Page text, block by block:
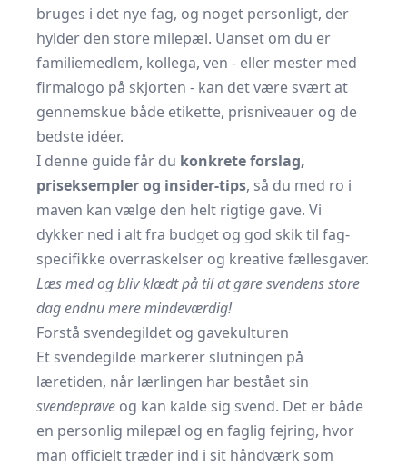
bruges i det nye fag, og noget personligt, der
hylder den store milepæl. Uanset om du er
familiemedlem, kollega, ven - eller mester med
firmalogo på skjorten - kan det være svært at
gennemskue både etikette, prisniveauer og de
bedste idéer.
I denne guide får du konkrete forslag,
priseksempler og insider-tips, så du med ro i
maven kan vælge den helt rigtige gave. Vi
dykker ned i alt fra budget og god skik til fag-
specifikke overraskelser og kreative fællesgaver.
Læs med og bliv klædt på til at gøre svendens store
dag endnu mere mindeværdig!
Forstå svendegildet og gavekulturen
Et svendegilde markerer slutningen på
læretiden, når lærlingen har bestået sin
svendeprøve og kan kalde sig svend. Det er både
en personlig milepæl og en faglig fejring, hvor
man officielt træder ind i sit håndværk som